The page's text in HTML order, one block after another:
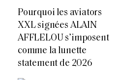
Pourquoi les aviators
XXL signées ALAIN
AFFLELOU s’imposent
comme la lunette
statement de 2026